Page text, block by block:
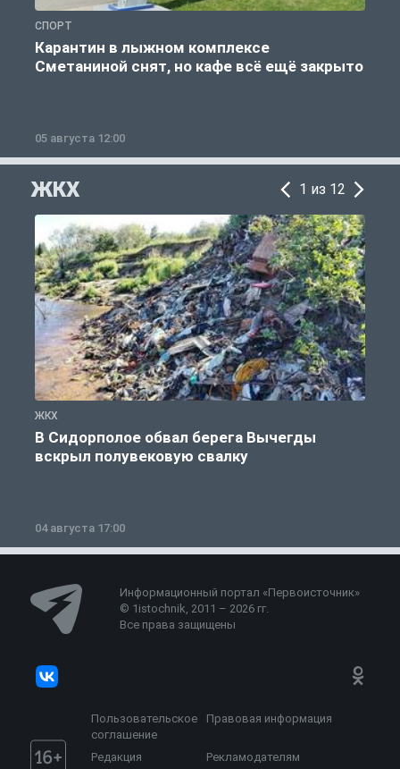
СПОРТ
Карантин в лыжном комплексе
Сметаниной снят, но кафе всё ещё закрыто
05 августа 12:00
ЖКХ 1 из 12
ЖКХ
В Сидорполое обвал берега Вычегды
вскрыл полувековую свалку
04 августа 17:00
Информационный портал «Первоисточник»
© 1istochnik, 2011 – 2026 гг.
Все права защищены
Пользовательское
соглашение
Правовая информация
Редакция Рекламодателям